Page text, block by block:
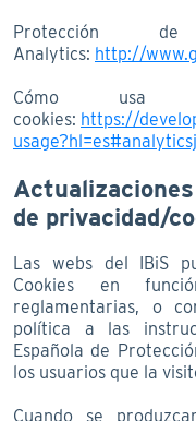
Protección
Analytics: http://
Cómo usa
cookies: https://
de privacidad/
Las webs del IBiS
Cookies en
reglamentarias, o
política a las
Española de
los usuarios que la
Cuando se